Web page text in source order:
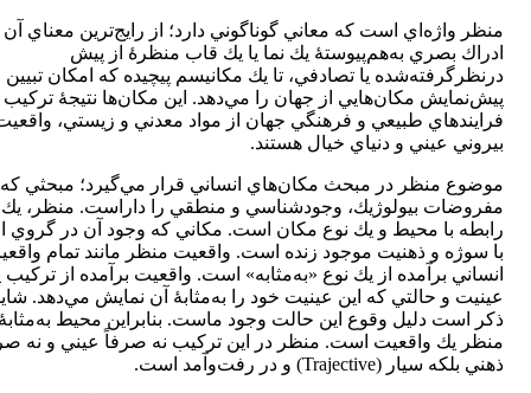
منظر واژه‌اي است كه معاني گوناگوني دارد؛ از رايج‌ترين معناي آن
ادراك بصري به‌هم‌پيوستۀ يك نما يا يك قاب منظرۀ از پيش
درنظرگرفته‌شده يا تصادفي، تا يك مكانيسم پيچيده كه امكان تبيين
پيش‌نمايش مكان‌هايي از جهان را مي‌دهد. اين مكان‌ها نتيجۀ تركيب
فرايندهاي طبيعي و فرهنگي جهان از مواد معدني و زيستي،
بيروني عيني و دنياي خيال هستند.
موضوع منظر در مبحث مكان‌هاي انساني قرار مي‌گيرد؛ مبحثي كه
مفروضات بيولوژيك، وجودشناسي و منطقي را داراست. منظر، يك
رابطه با محيط و يك نوع مكان است. مكاني كه وجود آن در گروي
با سوژه و ذهنيت موجود زنده است. واقعيت منظر مانند تمام
انساني برآمده از يك نوع «به‌مثابه» است. واقعيت برآمده از
عينيت و حالتي كه اين عينيت خود را به‌مثابۀ آن نمايش مي‌دهد.
ذكر است دليل وقوع اين حالت وجود ماست. بنابراين محيط
منظر يك واقعيت است. منظر در اين تركيب نه صرفاً عيني و نه
ذهني بلكه سيار (Trajective) و در رفت‌وآمد است.